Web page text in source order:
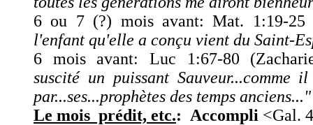
6 ou 7 (?) mois avant: Mat. 1:19-25
l'enfant qu'elle a conçu vient du Saint-
6 mois avant: Luc 1:67-80
suscité un puissant Sauveur...comme
par...ses...prophètes des temps anciens..."
Le mois prédit, etc.: Accompli <Gal.